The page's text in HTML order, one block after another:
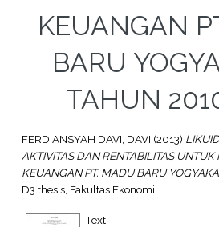
KEUANGAN
BARU
TAHUN
FERDIANSYAH DAVI, DAVI (2013)
AKTIVITAS DAN RENTABILITAS
KEUANGAN PT. MADU BARU
D3 thesis, Fakultas Ekonomi.
Text